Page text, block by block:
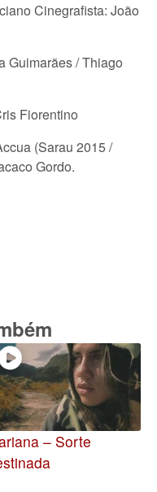
Cinegrafista: João
Guimarães / Thiago
Fiorentino
(Sarau 2015 /
Gordo.
– Sorte